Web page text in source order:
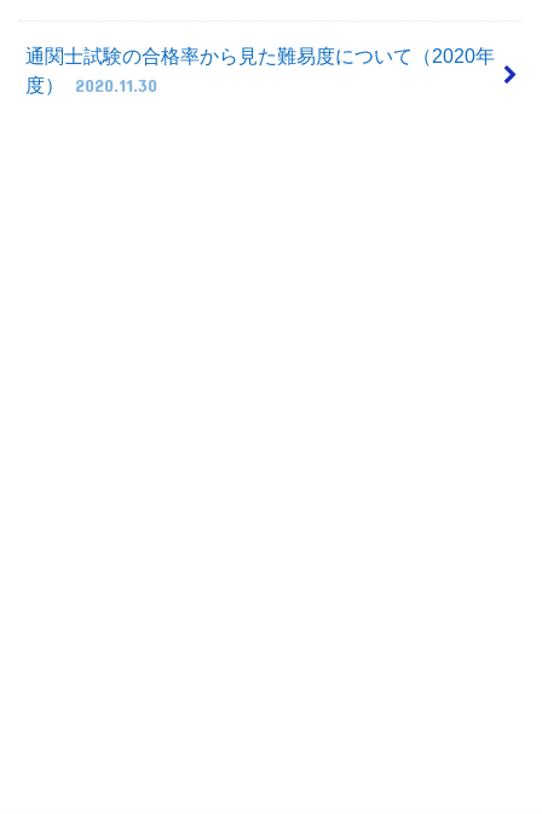
通関士試験の合格率から見た難易度について（2020年
度）
2020.11.30